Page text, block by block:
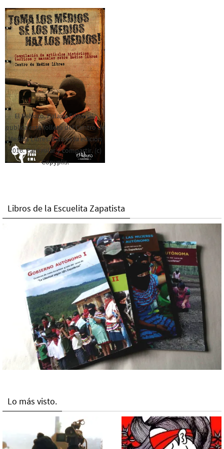
El Rebozo, Palapa Editorial,
publica este folleto del Centro de
Medios Libres. Esta es la edición
2016. Para rolar y compartir. (c)
Copyplis.
Libros de la Escuelita Zapatista
Lo más visto.